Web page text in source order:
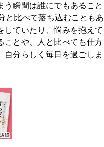
う瞬間は誰にでもあること
と比べて落ち込むこともあ
していたり、悩みを抱えて
ことや、人と比べても仕方
分らしく毎日を過ごしま